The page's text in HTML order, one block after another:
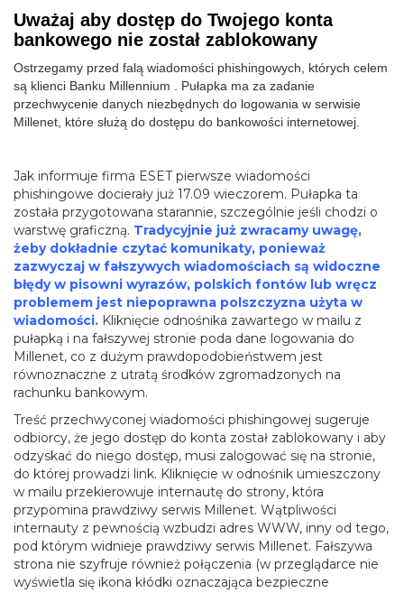
Uważaj aby dostęp do Twojego konta
bankowego nie został zablokowany
Ostrzegamy przed falą wiadomości phishingowych, których celem
są klienci Banku Millennium . Pułapka ma za zadanie
przechwycenie danych niezbędnych do logowania w serwisie
Millenet, które służą do dostępu do bankowości internetowej.
Jak informuje firma ESET pierwsze wiadomości
phishingowe docierały już 17.09 wieczorem. Pułapka ta
została przygotowana starannie, szczególnie jeśli chodzi o
warstwę graficzną. Tradycyjnie już zwracamy uwagę,
żeby dokładnie czytać komunikaty, ponieważ
zazwyczaj w fałszywych wiadomościach są widoczne
błędy w pisowni wyrazów, polskich fontów lub wręcz
problemem jest niepoprawna polszczyzna użyta w
wiadomości. Kliknięcie odnośnika zawartego w mailu z
pułapką i na fałszywej stronie poda dane logowania do
Millenet, co z dużym prawdopodobieństwem jest
równoznaczne z utratą środków zgromadzonych na
rachunku bankowym.
Treść przechwyconej wiadomości phishingowej sugeruje
odbiorcy, że jego dostęp do konta został zablokowany i aby
odzyskać do niego dostęp, musi zalogować się na stronie,
do której prowadzi link. Kliknięcie w odnośnik umieszczony
w mailu przekierowuje internautę do strony, która
przypomina prawdziwy serwis Millenet. Wątpliwości
internauty z pewnością wzbudzi adres WWW, inny od tego,
pod którym widnieje prawdziwy serwis Millenet. Fałszywa
strona nie szyfruje również połączenia (w przeglądarce nie
wyświetla się ikona kłódki oznaczająca bezpieczne